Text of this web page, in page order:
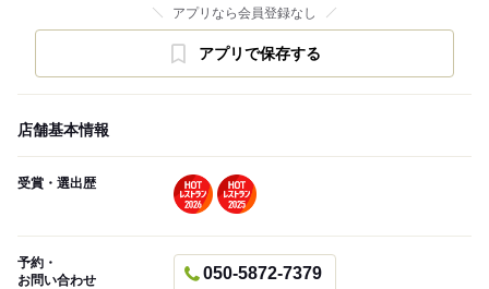
アプリなら会員登録なし
アプリで保存する
店舗基本情報
受賞・選出歴
予約・
お問い合わせ
050-5872-7379